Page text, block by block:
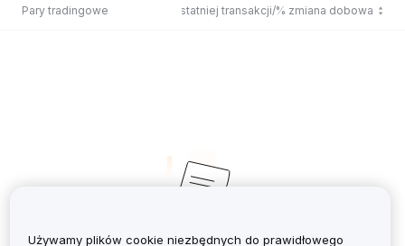
Pary tradingowe Cena ostatniej transakcji/% zmiana dobowa
Używamy plików cookie niezbędnych do prawidłowego